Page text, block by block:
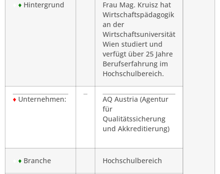
♦ Hintergrund
Frau Mag. Kruisz hat
Wirtschaftspädagogik
an der
Wirtschaftsuniversität
Wien studiert und
verfügt über 25 Jahre
Berufserfahrung im
Hochschulbereich.
♦ Unternehmen:
AQ Austria (Agentur
für
Qualitätssicherung
und Akkreditierung)
♦ Branche Hochschulbereich